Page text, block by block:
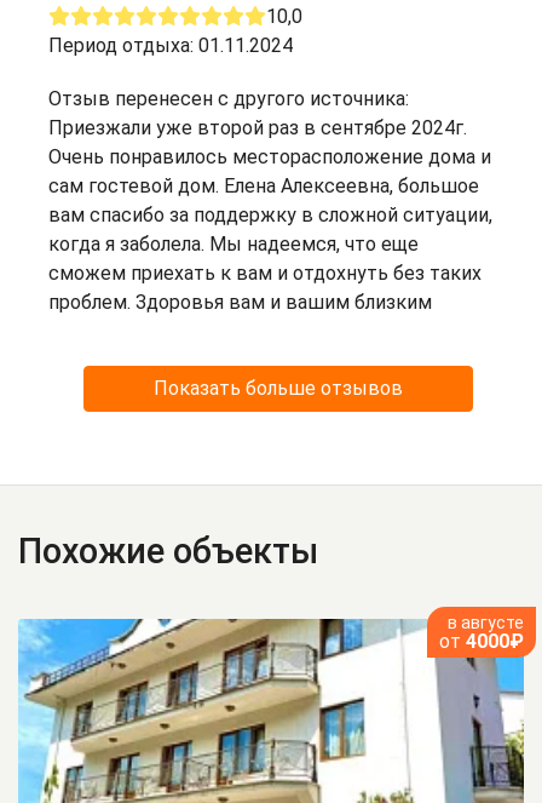
10,0
Период отдыха: 01.11.2024
Отзыв перенесен с другого источника:
Приезжали уже второй раз в сентябре 2024г.
Очень понравилось месторасположение дома и
сам гостевой дом. Елена Алексеевна, большое
вам спасибо за поддержку в сложной ситуации,
когда я заболела. Мы надеемся, что еще
сможем приехать к вам и отдохнуть без таких
проблем. Здоровья вам и вашим близким
Показать больше отзывов
Похожие объекты
в августе
от 4000₽